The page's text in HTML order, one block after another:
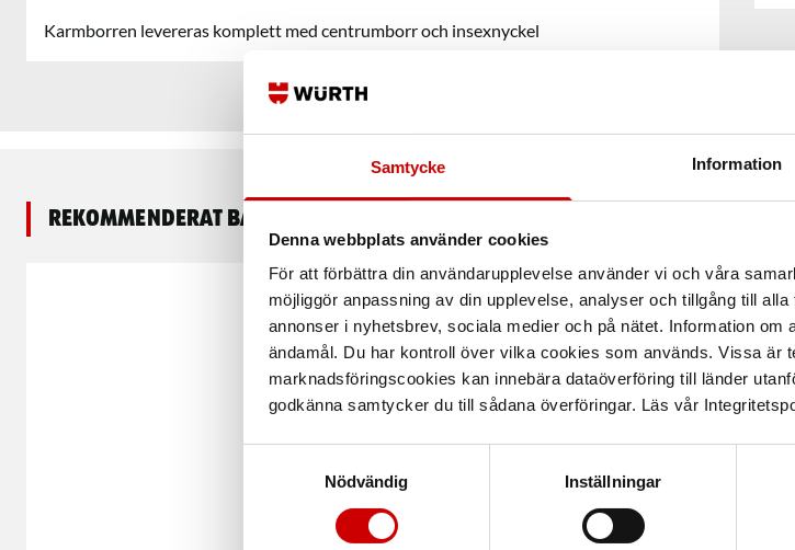
Samtycke Information
Denna webbplats använder cookies
För att förbättra din användarupplevelse använder vi och våra
möjliggör anpassning av din upplevelse, analyser och tillgång till
annonser i nyhetsbrev, sociala medier och på nätet. Information
ändamål. Du har kontroll över vilka cookies som används. Vissa är
marknadsföringscookies kan innebära dataöverföring till länder
godkänna samtycker du till sådana överföringar. Läs vår
Nödvändig
Inställningar
Karmborren levereras komplett med centrumborr och insexnyckel
Rekommenderat baserat på vald produkt